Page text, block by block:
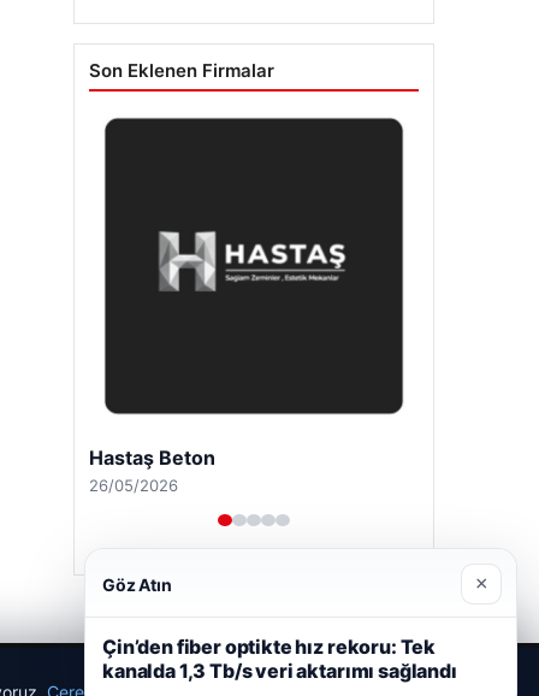
Son Eklenen Firmalar
Hastaş Beton
26/05/2026
Çerez Politikamız
Göz Atın ×
Çin’den fiber optikte hız rekoru: Tek
kanalda 1,3 Tb/s veri aktarımı sağlandı